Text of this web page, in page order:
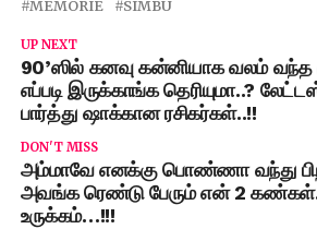
MEMORIE SIMBU
UP NEXT
90’ஸில் கனவு கன்னியாக வலம் வந்த
எப்படி இருக்காங்க தெரியுமா..?
பார்த்து ஷாக்கான ரசிகர்கள்..!!
DON'T MISS
அம்மாவே எனக்கு பொண்ணா வந்து
அவங்க ரெண்டு பேரும் என் 2
உருக்கம்…!!!